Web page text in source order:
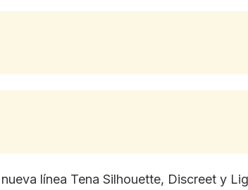
línea Tena Silhouette, Discreet y